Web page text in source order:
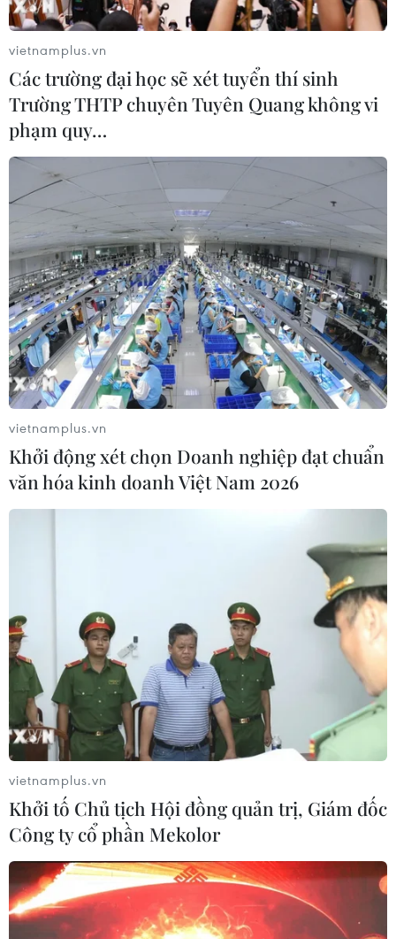
Mỹ trợ cấp 1,5 tỷ USD cho nhà sản xuất
chip GlobalFoundries
21/02/2024 08:09
Những khoản trợ cấp như dành cho GlobalFoundries
được xem như một sự thừa nhận của Chính phủ Mỹ
rằng đầu tư vào hệ thống đổi mới là một tài sản an ninh
quốc gia.
vietnamplus.vn
Các trường đại học sẽ xét tuyển thí sinh
Trường THTP chuyên Tuyên Quang không vi
phạm quy…
vietnamplus.vn
Khởi động xét chọn Doanh nghiệp đạt chuẩn
văn hóa kinh doanh Việt Nam 2026
vietnamplus.vn
Khởi tố Chủ tịch Hội đồng quản trị, Giám đốc
Công ty cổ phần Mekolor